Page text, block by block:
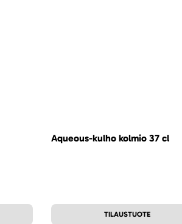
Aqueous-kulho kolmio 37 cl
TILAUSTUOTE